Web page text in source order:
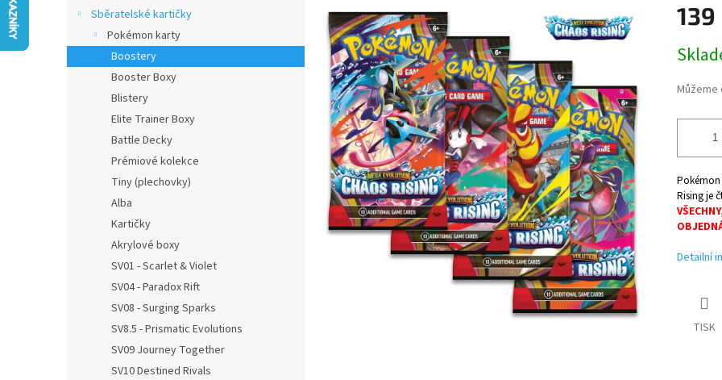
n
Sběratelské kartičky
Pokémon karty
Boostery
Booster Boxy
Blistery
Elite Trainer Boxy
Battle Decky
Prémiové kolekce
Tiny (plechovky)
Alba
Kartičky
Akrylové boxy
SV01 - Scarlet & Violet
SV04 - Paradox Rift
SV08 - Surging Sparks
SV8.5 - Prismatic Evolutions
SV09 Journey Together
SV10 Destined Rivals
139
cena:
Pokémon
Rising je
Detailní
TISK